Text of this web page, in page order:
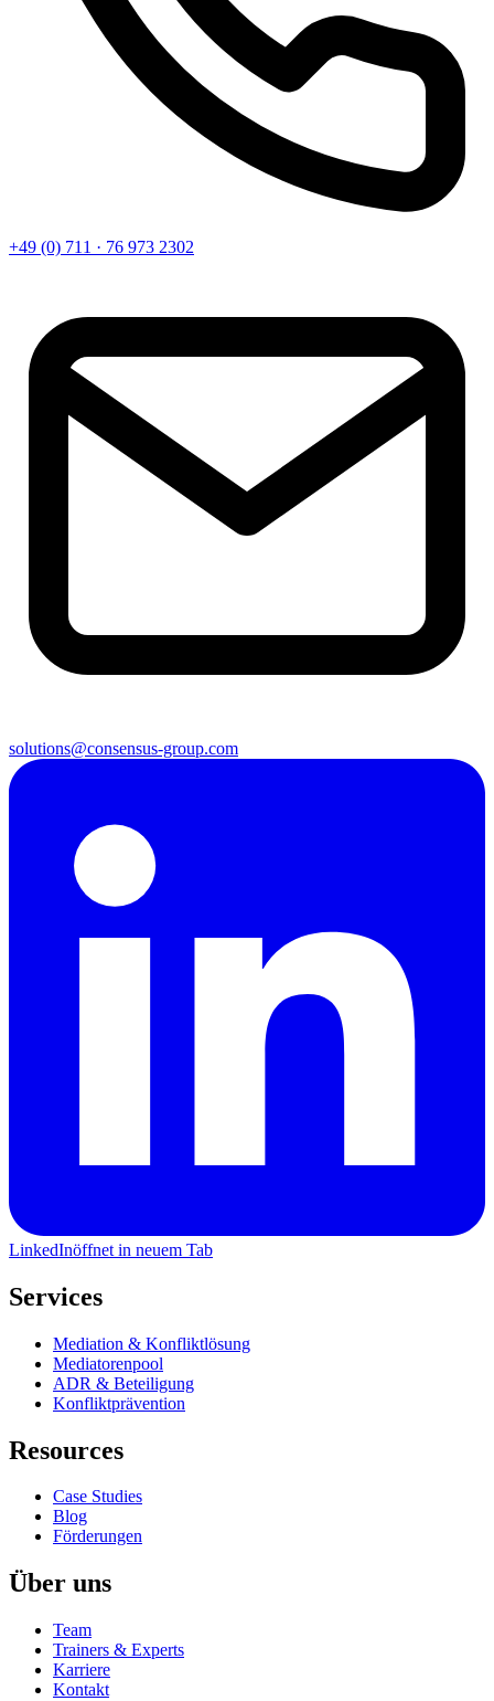
+49 (0) 711 · 76 973 2302
solutions@consensus-group.com
LinkedInöffnet in neuem Tab
Services
Mediation & Konfliktlösung
Mediatorenpool
ADR & Beteiligung
Konfliktprävention
Resources
Case Studies
Blog
Förderungen
Über uns
Team
Trainers & Experts
Karriere
Kontakt